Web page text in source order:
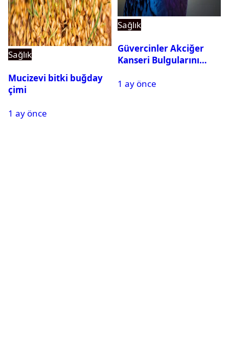
Sağlık
Mucizevi bitki buğday
çimi
1 ay önce
Sağlık
Güvercinler Akciğer
Kanseri Bulgularını
1 ay önce